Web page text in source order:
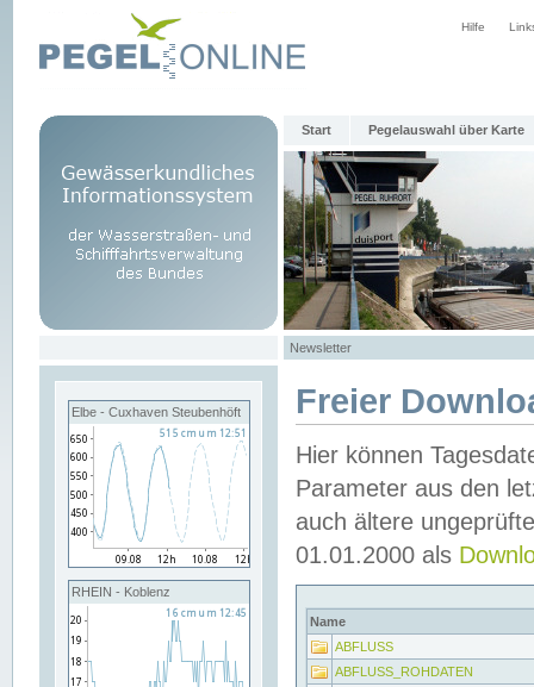
Hilfe
Start Pegelauswahl über Karte
Newsletter
Elbe - Cuxhaven Steubenhöft
RHEIN - Koblenz
Freier
Hier können
Parameter aus den
auch ältere
01.01.2000 als
Name
ABFLUSS
ABFLUSS_ROHDATEN